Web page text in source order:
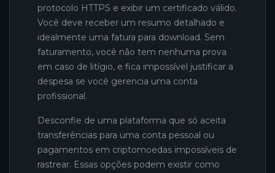
protocolo HTTPS e exibir um certificado válido.
Você deve receber um resumo detalhado e
idealmente uma fatura para download. Sem
faturamento, você não tem nenhuma prova
em caso de litígio, e fica impossível justificar a
despesa se você gerencia uma conta
profissional.
Desconfie de uma plataforma que só aceita
transferências para uma conta pessoal ou
pagamentos em criptomoedas impossíveis de
rastrear. Essas opções podem existir como